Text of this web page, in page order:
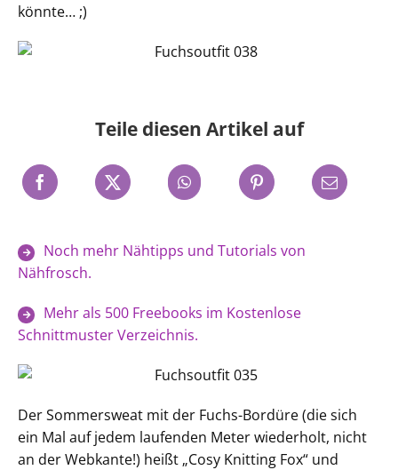
könnte… ;)
Teile diesen Artikel auf
Noch mehr Nähtipps und Tutorials von
Nähfrosch.
Mehr als 500 Freebooks im Kostenlose
Schnittmuster Verzeichnis.
Der Sommersweat mit der Fuchs-Bordüre (die sich
ein Mal auf jedem laufenden Meter wiederholt, nicht
an der Webkante!) heißt „Cosy Knitting Fox“ und